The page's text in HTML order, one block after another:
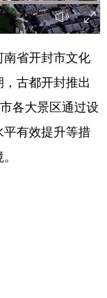
吉林
浙江
省开封市文化
古都开封推出
各大景区通过设
有效提升等措